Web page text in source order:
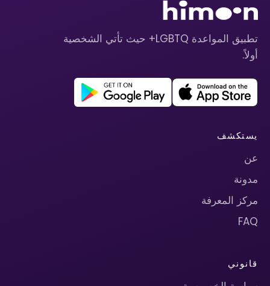
تطبيق المواعدة LGBTQ+ حيث تأتي الشخصية
أولاً.
يستكشف
عن
مدونة
مركز المعرفة
FAQ
قانوني